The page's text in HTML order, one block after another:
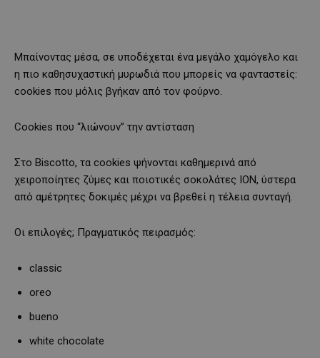
Μπαίνοντας μέσα, σε υποδέχεται ένα μεγάλο χαμόγελο και
η πιο καθησυχαστική μυρωδιά που μπορείς να φανταστείς:
cookies που μόλις βγήκαν από τον φούρνο.
Cookies που “λιώνουν” την αντίσταση
Στο Biscotto, τα cookies ψήνονται καθημερινά από
χειροποίητες ζύμες και ποιοτικές σοκολάτες ΙΟΝ, ύστερα
από αμέτρητες δοκιμές μέχρι να βρεθεί η τέλεια συνταγή.
Οι επιλογές; Πραγματικός πειρασμός:
classic
oreo
bueno
white chocolate